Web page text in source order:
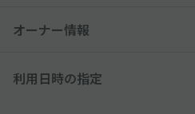
オーナー情報
利用日時の指定